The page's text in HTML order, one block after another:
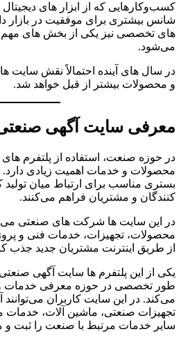
کسب‌وکارهایی که از ابزار های دیجیتال
شانس بیشتری برای موفقیت در بازار
های تخصصی نیز یکی از بخش های مهم
می‌شود.
در سال های آینده احتمالاً نقش سایت
و محصولات بیشتر از قبل خواهد شد.
معرفی سایت آگهی
در حوزه صنعت، استفاده از پلتفرم
محصولات و خدمات اهمیت زیادی
بستری مناسب برای ارتباط میان تولید
کنندگان و مشتریان فراهم می‌کنند.
در این سایت ها شرکت های صنعتی
محصولات، تجهیزات، خدمات فنی و
از طریق اینترنت مشتریان جدید جذب
یکی از این پلتفرم ها سایت آگهی صنعتی
طور تخصصی در حوزه معرفی خدمات
می‌کند. در این سایت کاربران
تجهیزات صنعتی، ماشین آلات،
سایر خدمات مرتبط با صنعت را ثبت و